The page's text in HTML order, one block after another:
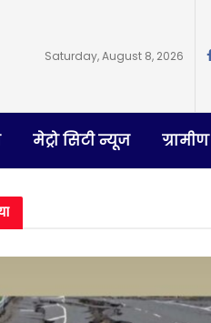
Saturday, August 8, 2026
मेट्रो सिटी न्यूज ग्रामीण